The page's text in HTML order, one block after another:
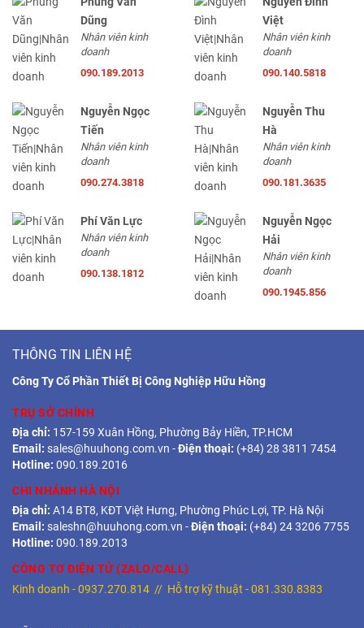
Dũng
Nhân viên kinh
doanh
090.189.2013
Việt
Nhân viên kinh
doanh
090.140.5818
Nguyễn Ngọc
Tiến
Nhân viên kinh
doanh
090.274.3818
Nguyễn Thu
Hà
Nhân viên kinh
doanh
090.181.3635
Phí Văn Lực
Nhân viên kinh
doanh
090.138.1812
Nguyễn Ngọc
Hải
Nhân viên kinh
doanh
090.1945.856
THÔNG TIN LIÊN HỆ
Công Ty Cổ Phần Thiết Bị Công Nghiệp Hữu Hồng
TRỤ SỞ CHÍNH
Địa chỉ: 157-159 Xuân Hồng, Phường Bảy Hiền, TP.HCM
Email: sales@huuhong.com.vn -Điện thoại: (+84) 28 3811 7454
Hotline: 090.189.2016
CHI NHÁNH HÀ NỘI
Địa chỉ: A14 BT8, KĐT Việt Hưng, Phường Phúc Lợi, TP. Hà Nội
Email: saleshn@huuhong.com.vn -Điện thoại: (+84) 24 3206 7755
Hotline: 090.189.2013
CÔNG TƠ ĐIỆN TỬ (ZALO/CALL)
Kinh doanh -0937.270.814 // Hỗ trợ kỹ thuật -081.330.8383